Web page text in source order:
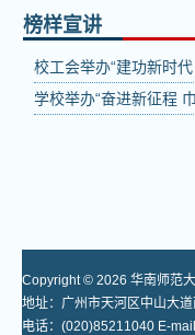
榜样宣讲
校工会举办“建功新时
学校举办“奋进新征程
Copyright © 2026 华南师范
地址：广州市天河区中山大
电话：(020)85211040 E-